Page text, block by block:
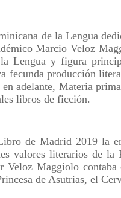
de la Lengua
Marcio Veloz
Lengua y figura
fecunda producción
adelante, Materia
libros de ficción.
de Madrid 2019 la
valores literarios de la
Veloz Maggiolo
de Asutrias, el